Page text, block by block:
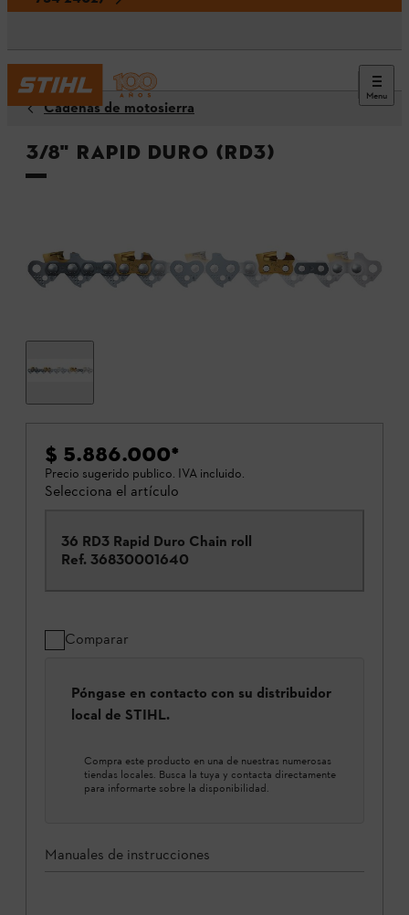
Menu
Cadenas de motosierra
3/8" Rapid Duro (RD3)
$ 5.886.000*
Precio sugerido publico. IVA incluido.
Selecciona el artículo
36 RD3 Rapid Duro Chain roll
Ref. 36830001640
Comparar
Póngase en contacto con su distribuidor
local de STIHL.
Compra este producto en una de nuestras numerosas
tiendas locales. Busca la tuya y contacta directamente
para informarte sobre la disponibilidad.
Manuales de instrucciones